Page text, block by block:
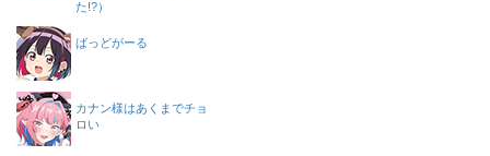
た!?）
ばっどがーる
カナン様はあくまでチョ
ロい